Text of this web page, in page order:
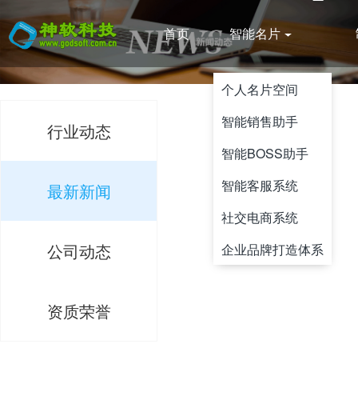
首页 智能名片
个人名片空间
智能销售助手
智能BOSS助手
智能客服系统
社交电商系统
企业品牌打造体系
行业动态
最新新闻
公司动态
资质荣誉